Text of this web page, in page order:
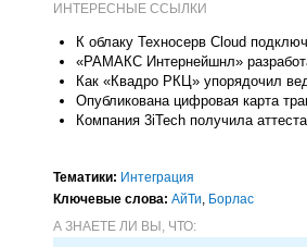
ИНТЕРЕСНЫЕ ССЫЛКИ
К облаку Техносерв Cloud
«РАМАКС Интернейшнл»
Как «Квадро РКЦ» упорядочил
Опубликована цифровая карта
Компания 3iTech получила
Тематики: Интеграция
Ключевые слова: АйТи, Борлас
А ЗНАЕТЕ ЛИ ВЫ, ЧТО: